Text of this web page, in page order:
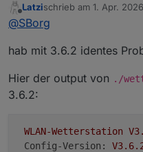
Debug-Modus
Offline
Latzischrieb am 1. Apr.
zuletzt editiert von
@SBorg
hab mit 3.6.2 identes
Hier der output von ./
3.6.2:
WLAN-Wetterstation
Config-Version: